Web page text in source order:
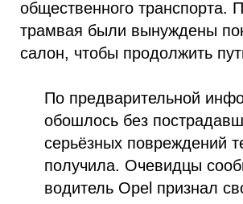
общественного транспорта.
трамвая были вынуждены
салон, чтобы продолжить
По предварительной
обошлось без
серьёзных повреждений
получила. Очевидцы
водитель Opel признал